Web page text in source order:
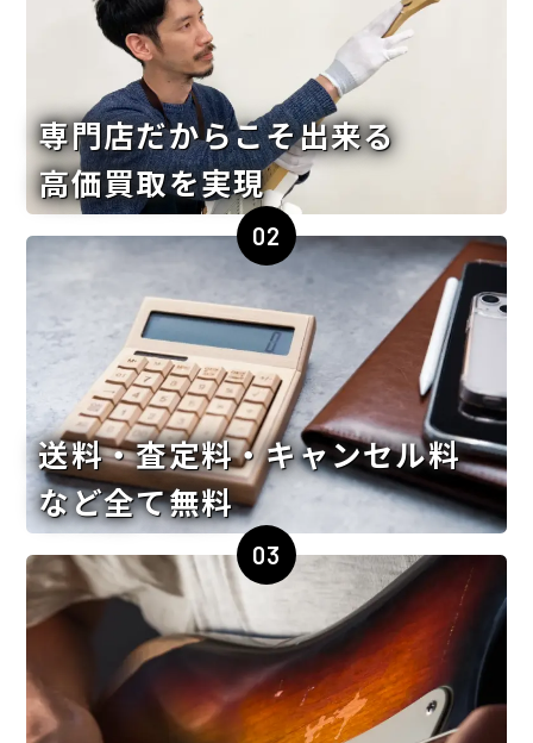
専門店だからこそ出来る
高価買取を実現
02
送料・査定料・キャンセル料
など全て無料
03